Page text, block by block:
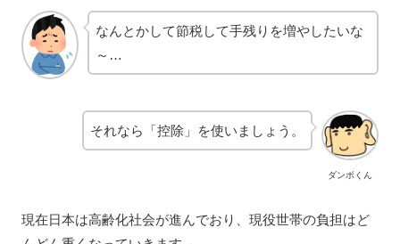
なんとかして節税して手残りを増やしたいな
～…
ダンボくん
それなら「控除」を使いましょう。
現在日本は高齢化社会が進んでおり、現役世帯の負担はど